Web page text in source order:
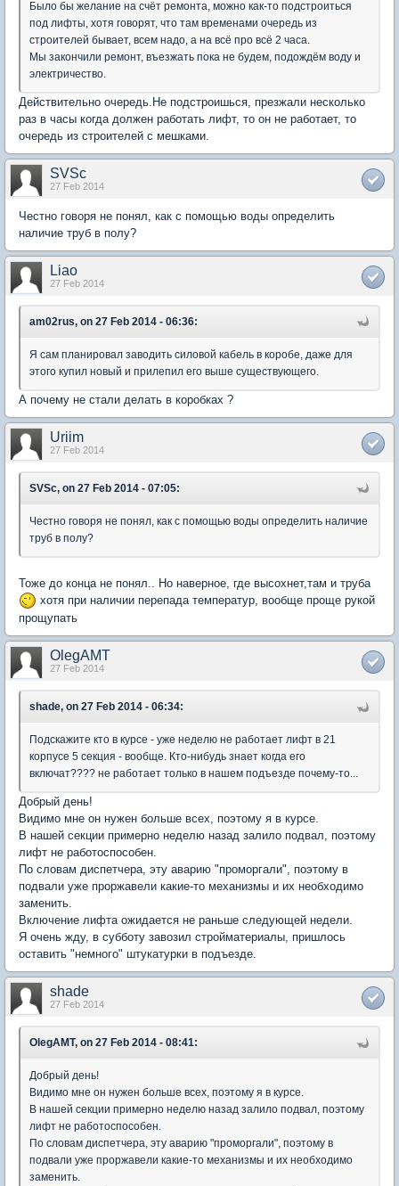
Было бы желание на счёт ремонта, можно как-то подстроиться
под лифты, хотя говорят, что там временами очередь из
строителей бывает, всем надо, а на всё про всё 2 часа.
Мы закончили ремонт, въезжать пока не будем, подождём воду и
электричество.
Действительно очередь.Не подстроишься, презжали несколько
раз в часы когда должен работать лифт, то он не работает, то
очередь из строителей с мешками.
SVSc
27 Feb 2014
Честно говоря не понял, как с помощью воды определить
наличие труб в полу?
Liao
27 Feb 2014
am02rus, on 27 Feb 2014 - 06:36:
Я сам планировал заводить силовой кабель в коробе, даже для
этого купил новый и прилепил его выше существующего.
А почему не стали делать в коробках ?
Uriim
27 Feb 2014
SVSc, on 27 Feb 2014 - 07:05:
Честно говоря не понял, как с помощью воды определить наличие
труб в полу?
Тоже до конца не понял.. Но наверное, где высохнет,там и труба
хотя при наличии перепада температур, вообще проще рукой
прощупать
OlegAMT
27 Feb 2014
shade, on 27 Feb 2014 - 06:34:
Подскажите кто в курсе - уже неделю не работает лифт в 21
корпусе 5 секция - вообще. Кто-нибудь знает когда его
включат???? не работает только в нашем подъезде почему-то...
Добрый день!
Видимо мне он нужен больше всех, поэтому я в курсе.
В нашей секции примерно неделю назад залило подвал, поэтому
лифт не работоспособен.
По словам диспетчера, эту аварию "проморгали", поэтому в
подвали уже проржавели какие-то механизмы и их необходимо
заменить.
Включение лифта ожидается не раньше следующей недели.
Я очень жду, в субботу завозил стройматериалы, пришлось
оставить "немного" штукатурки в подъезде.
shade
27 Feb 2014
OlegAMT, on 27 Feb 2014 - 08:41:
Добрый день!
Видимо мне он нужен больше всех, поэтому я в курсе.
В нашей секции примерно неделю назад залило подвал, поэтому
лифт не работоспособен.
По словам диспетчера, эту аварию "проморгали", поэтому в
подвали уже проржавели какие-то механизмы и их необходимо
заменить.